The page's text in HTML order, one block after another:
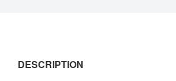
DESCRIPTION